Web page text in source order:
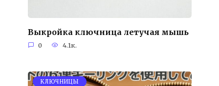
Выкройка ключница летучая мышь
0 4.1к.
KЛЮЧНИЦЫ